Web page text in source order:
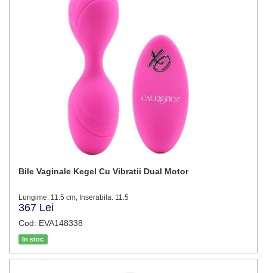
Bile Vaginale Kegel Cu Vibratii Dual Motor
Lungime: 11.5 cm, Inserabila: 11.5
367 Lei
Cod: EVA148338
In stoc